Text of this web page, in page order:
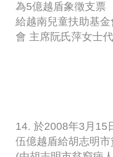
為5億越盾象徵支票
給越南兒童扶助基
會 主席阮氏萍女士
14. 於2008年3月15
伍億越盾給胡志明